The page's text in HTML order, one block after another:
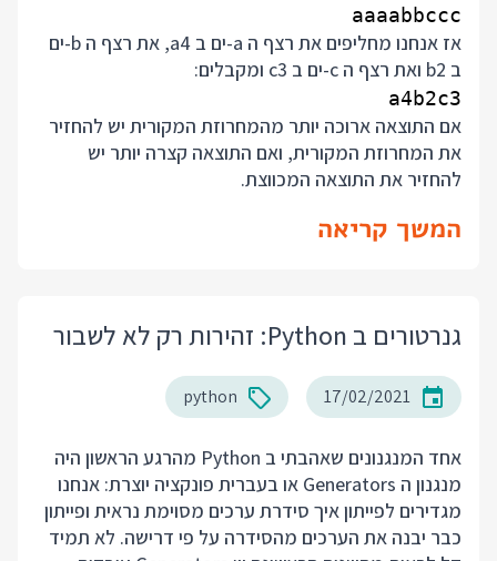
aaaabbccc
אז אנחנו מחליפים את רצף ה a-ים ב a4, את רצף ה b-ים
ב b2 ואת רצף ה c-ים ב c3 ומקבלים:
a4b2c3
אם התוצאה ארוכה יותר מהמחרוזת המקורית יש להחזיר
את המחרוזת המקורית, ואם התוצאה קצרה יותר יש
להחזיר את התוצאה המכווצת.
המשך קריאה
גנרטורים ב Python: זהירות רק לא לשבור
17/02/2021
python
אחד המנגנונים שאהבתי ב Python מהרגע הראשון היה
מנגנון ה Generators או בעברית פונקציה יוצרת: אנחנו
מגדירים לפייתון איך סידרת ערכים מסוימת נראית ופייתון
כבר יבנה את הערכים מהסידרה על פי דרישה. לא תמיד